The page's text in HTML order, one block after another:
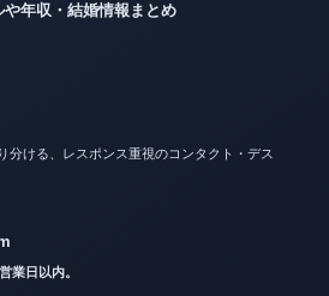
年収・結婚情報まとめ
分ける、レスポンス重視のコンタクト・デス
業日以内。